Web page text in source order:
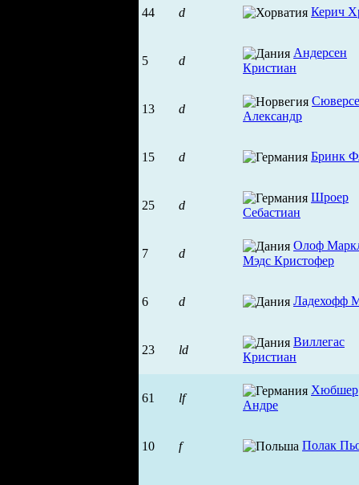
44 d Керич
5 d
Андерсен
Кристиан
13 d
Александр
15 d Бринк
25 d
Шроер
Себастиан
7 d
Олоф
Мэдс Кристофер
6 d Ладехофф
23 ld
Виллегас
Кристиан
61 lf
Хюбшер
Андре
10 f Полак